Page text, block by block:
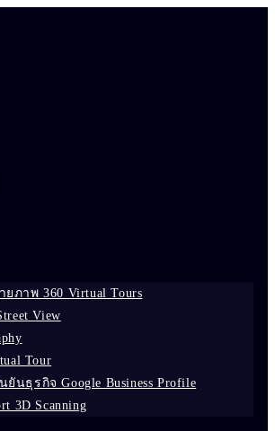
ยภาพ 360 Virtual Tours
View
Tour
ยันธุรกิจ Google Business Profile
3D Scanning